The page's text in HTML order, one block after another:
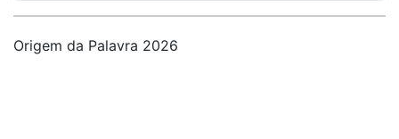
Origem da Palavra 2026